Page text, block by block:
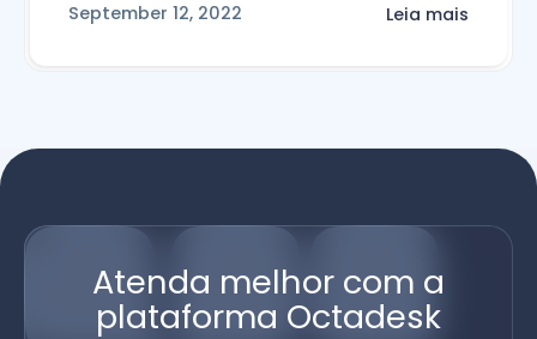
September 12, 2022 Leia mais
Atenda melhor com a
plataforma Octadesk